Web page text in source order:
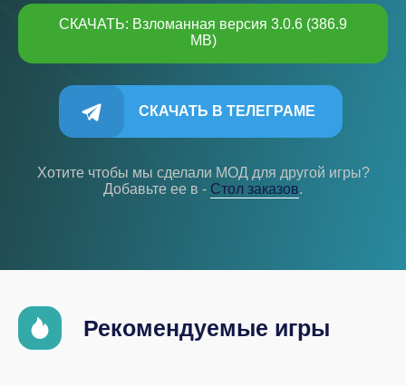
СКАЧАТЬ: Взломанная версия 3.0.6 (386.9
MB)
СКАЧАТЬ В ТЕЛЕГРАМЕ
Хотите чтобы мы сделали МОД для другой игры?
Добавьте ее в - Cтол заказов.
Рекомендуемые игры